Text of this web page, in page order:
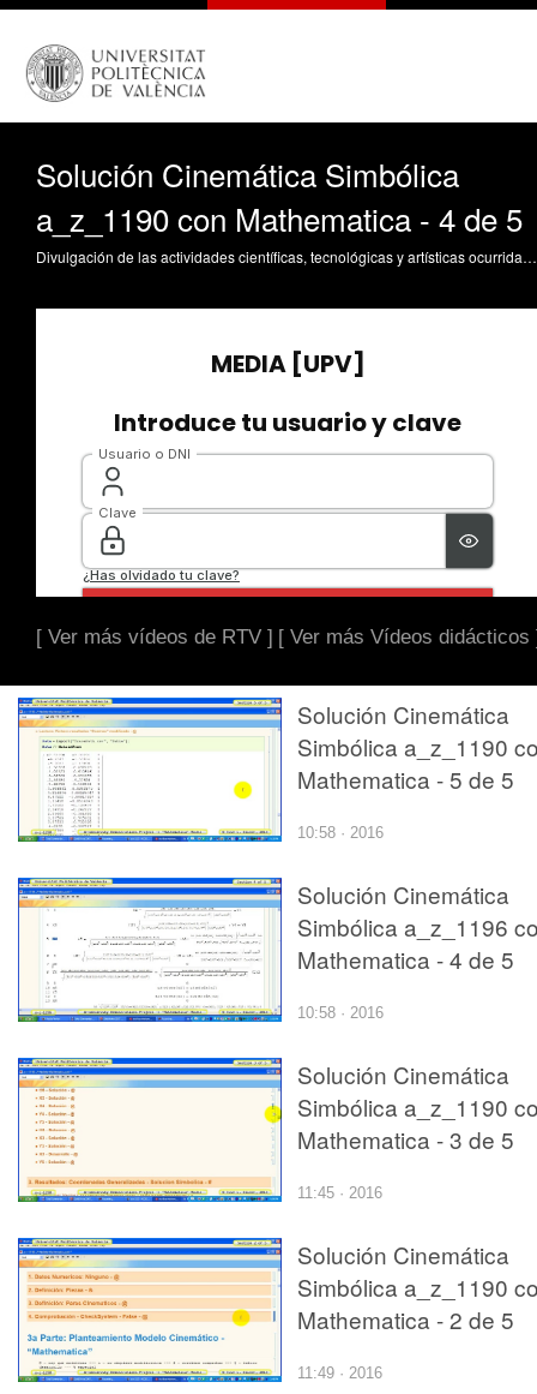
Solución Cinemática Simbólica
a_z_1190 con Mathematica - 4 de 5
Divulgación de las actividades científicas, tecnológicas y artísticas ocurridas en los tres campus de la UPV
[ Ver más vídeos de RTV ] [ Ver más Vídeos didácticos
Solución Cinemática
Simbólica a_z_1190
Mathematica - 5 de 5
10:58 · 2016
Solución Cinemática
Simbólica a_z_1196
Mathematica - 4 de 5
10:58 · 2016
Solución Cinemática
Simbólica a_z_1190
Mathematica - 3 de 5
11:45 · 2016
Solución Cinemática
Simbólica a_z_1190
Mathematica - 2 de 5
11:49 · 2016